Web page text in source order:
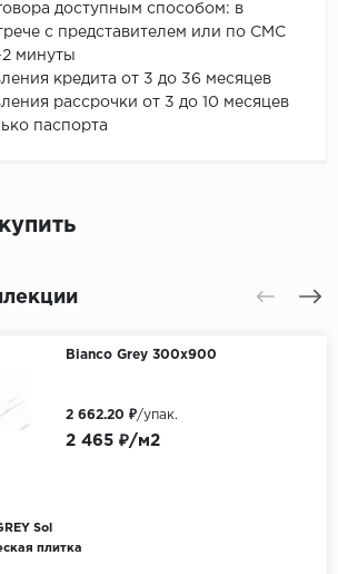
доступным способом: в
с представителем или по СМС
2 минуты
кредита от 3 до 36 месяцев
рассрочки от 3 до 10 месяцев
паспорта
Bianco Grey 300x900
Sol
плитка
2 465 ₽/м2
2 662.20 ₽/упак.